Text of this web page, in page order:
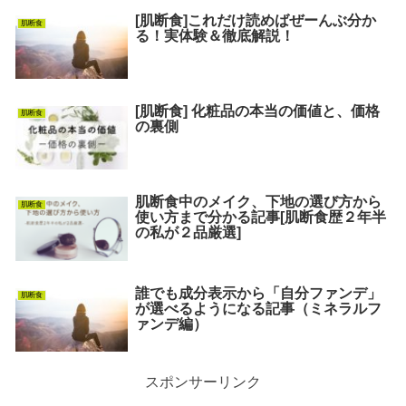
肌断食
[肌断食]これだけ読めばぜーんぶ分か
る！実体験＆徹底解説！
肌断食
[肌断食] 化粧品の本当の価値と、価格
の裏側
肌断食
肌断食中のメイク、下地の選び方から
使い方まで分かる記事[肌断食歴２年半
の私が２品厳選]
肌断食
誰でも成分表示から「自分ファンデ」
が選べるようになる記事（ミネラルフ
ァンデ編）
スポンサーリンク